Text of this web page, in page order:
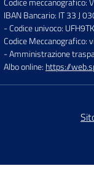
IBAN Bancario: IT 33 J
- Codice univoco: UFH9TK
Codice Meccanografico:
- Amministrazione
Albo online: https://